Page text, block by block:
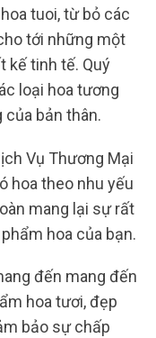
tuoi, từ bỏ các
tới những một
kế tinh tế. Quý
loại hoa tương
bản thân.
Vụ Thương Mại
hoa theo nhu yếu
mang lại sự rất
hoa của bạn.
đến mang đến
hoa tươi, đẹp
bảo sự chấp